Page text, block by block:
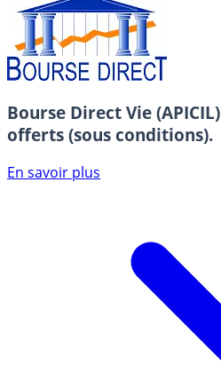
Bourse Direct Vie (APICIL)
offerts (sous conditions).
En savoir plus